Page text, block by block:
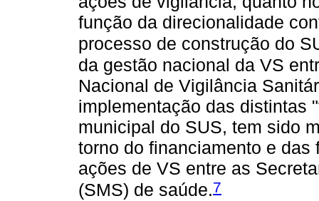
função da direcionalidade
processo de construção do
da gestão nacional da VS
Nacional de Vigilância
implementação das distintas
municipal do SUS, tem sido
torno do financiamento e
ações de VS entre as
(SMS) de saúde.7